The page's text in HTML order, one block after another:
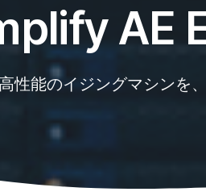
AE
性能のイジングマシンを